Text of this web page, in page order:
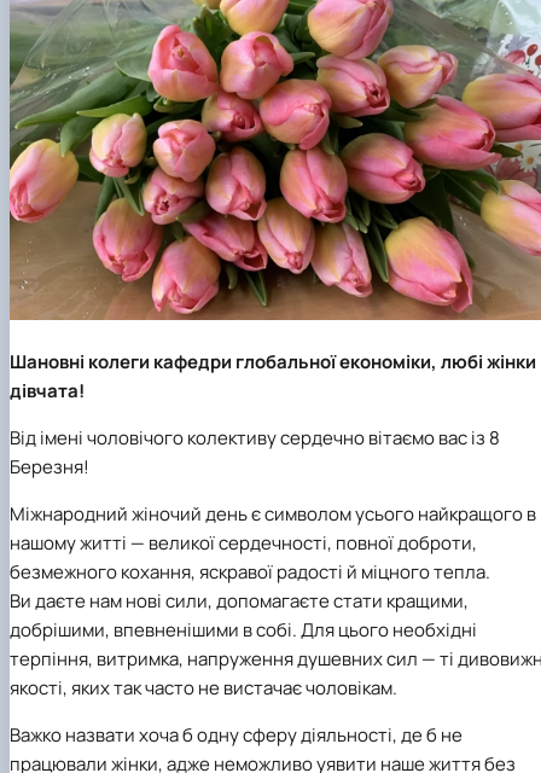
Шановні колеги кафедри глобальної економіки, любі жінки
дівчата!
Від імені чоловічого колективу сердечно вітаємо вас із 8
Березня!
Міжнародний жіночий день є символом усього найкращого в
нашому житті — великої сердечності, повної доброти,
безмежного кохання, яскравої радості й міцного тепла.
Ви даєте нам нові сили, допомагаєте стати кращими,
добрішими, впевненішими в собі. Для цього необхідні
терпіння, витримка, напруження душевних сил — ті
якості, яких так часто не вистачає чоловікам.
Важко назвати хоча б одну сферу діяльності, де б не
працювали жінки, адже неможливо уявити наше життя без